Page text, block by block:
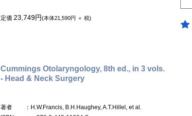
定価 23,749円(本体21,590円 ＋ 税)
Cummings Otolaryngology, 8th ed., in 3 vols.
- Head & Neck Surgery
著者
：H.W.Francis, B.H.Haughey, A.T.Hillel, et al.